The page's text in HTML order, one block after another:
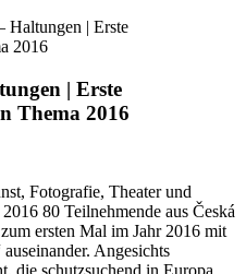
Haltungen | Erste
2016
| Erste
Thema 2016
Fotografie, Theater und
80 Teilnehmende aus Česká
ersten Mal im Jahr 2016 mit
Angesichts